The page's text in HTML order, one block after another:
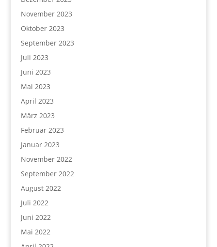
November 2023
Oktober 2023
September 2023
Juli 2023
Juni 2023
Mai 2023
April 2023
März 2023
Februar 2023
Januar 2023
November 2022
September 2022
August 2022
Juli 2022
Juni 2022
Mai 2022